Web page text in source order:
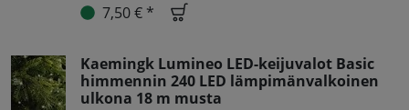
7,50 € *
Kaemingk Lumineo LED-keijuvalot Basic
himmennin 240 LED lämpimänvalkoinen
ulkona 18 m musta